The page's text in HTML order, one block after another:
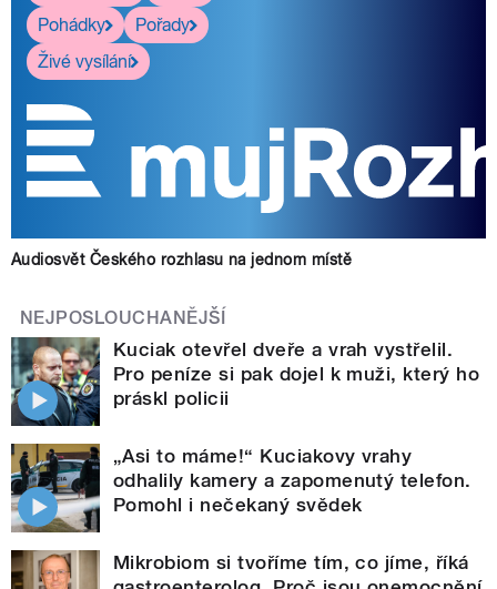
Pohádky
Pořady
Živé vysílání
Audiosvět Českého rozhlasu na jednom místě
NEJPOSLOUCHANĚJŠÍ
Kuciak otevřel dveře a vrah vystřelil.
Pro peníze si pak dojel k muži, který ho
práskl policii
„Asi to máme!“ Kuciakovy vrahy
odhalily kamery a zapomenutý telefon.
Pomohl i nečekaný svědek
Mikrobiom si tvoříme tím, co jíme, říká